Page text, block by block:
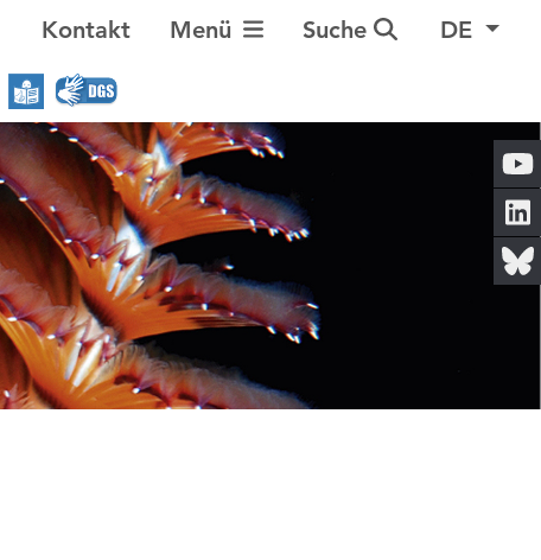
Kontakt Navigation umschalten
Menü Suche DE